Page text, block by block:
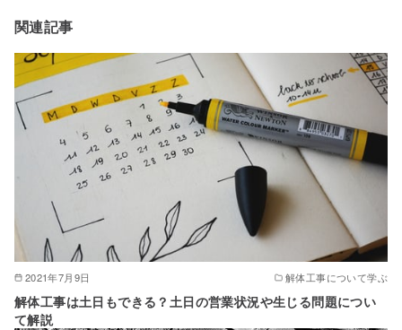
関連記事
2021年7月9日 解体工事について学ぶ
解体工事は土日もできる？土日の営業状況や生じる問題につい
て解説